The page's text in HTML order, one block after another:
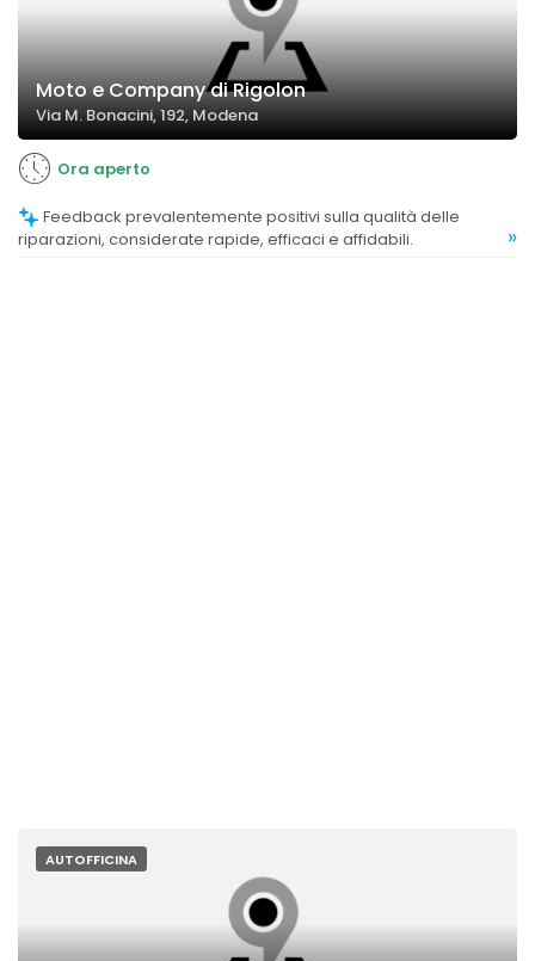
Moto e Company di Rigolon
Via M. Bonacini, 192, Modena
Ora aperto
riparazioni, considerate rapide, efficaci e affidabili.
»
AUTOFFICINA